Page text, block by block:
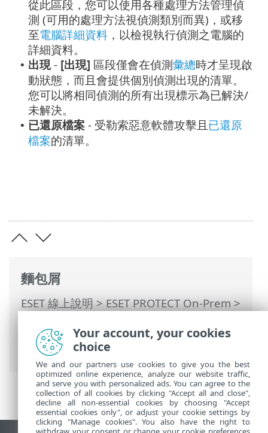
麵包屑
ESET 線上說明>ESET PROTECT On-Prem>
PROTECT On-Prem 主功能表>偵測> 偵測
預覽 (側邊面板)
從此區段，您可以使用各種處理方法管理偵
測 (可用的處理方法視偵測類別而異)，或移
至電腦詳細資料 ，以檢視執行偵測之電腦的
詳細資料。
• 出現- [出現] 區段僅會在偵測彙總時才呈現啟
動狀態，而且會提供個別偵測出現的清單。
您可以將相同偵測的所有出現標示為已解決/
未解決。
• 已還原檔案 - 受勒索惡意軟體攻擊且 已還原
檔案的清單。
Your account, your cookies
choice
We and our partners use cookies to give you the best
optimized online experience, analyze our website traffic,
and serve you with personalized ads. You can agree to the
collection of all cookies by clicking "Accept all and close",
decline all non-essential cookies by choosing "Accept
essential cookies only", or adjust your cookie settings by
clicking "Manage cookies". You also have the right to